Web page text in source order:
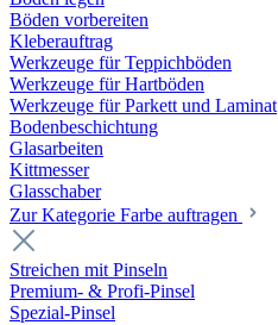
Böden vorbereiten
Kleberauftrag
Werkzeuge für Teppichböden
Werkzeuge für Hartböden
Werkzeuge für Parkett und Laminat
Bodenbeschichtung
Glasarbeiten
Kittmesser
Glasschaber
Zur Kategorie Farbe auftragen
Streichen mit Pinseln
Premium- & Profi-Pinsel
Spezial-Pinsel